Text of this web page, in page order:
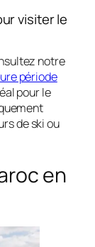
visiter le
notre
période
pour le
de ski ou
en